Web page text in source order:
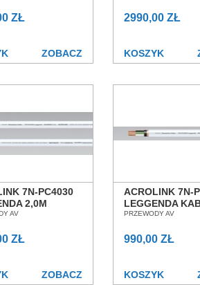
ZŁ
ZOBACZ
WROCŁAW
2990,00 ZŁ
KOSZYK
7N-PC4030
2,0M
AV
ZŁ
ZOBACZ
ACROLINK 7N-
LEGGENDA
ZASILAJĄCY Z
WROCŁAW
PRZEWODY AV
990,00 ZŁ
KOSZYK